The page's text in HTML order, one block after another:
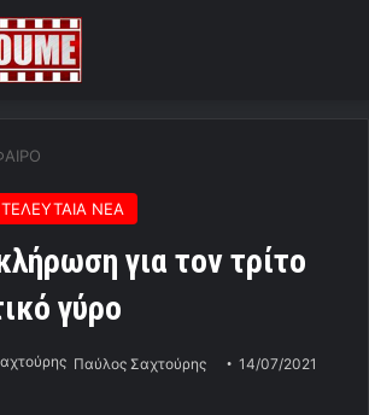
ΤΕΛΕΥΤΑΙΑ ΝΕΑ
για τον τρίτο
γύρο
Παύλος Σαχτούρης 14/07/2021